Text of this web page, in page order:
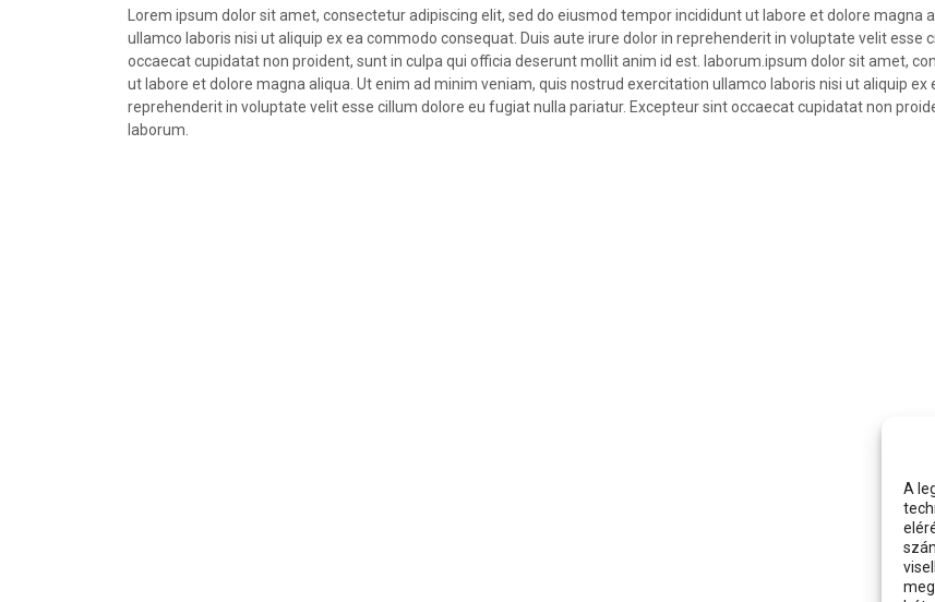
A
Lorem ipsum dolor sit amet, consectetur adipiscing elit, sed do eiusmod tempor incididunt ut labore et dolore
ullamco laboris nisi ut aliquip ex ea commodo consequat. Duis aute irure dolor in reprehenderit in voluptate velit esse
occaecat cupidatat non proident, sunt in culpa qui officia deserunt mollit anim id est. laborum.ipsum dolor sit amet,
ut labore et dolore magna aliqua. Ut enim ad minim veniam, quis nostrud exercitation ullamco laboris nisi ut aliquip
reprehenderit in voluptate velit esse cillum dolore eu fugiat nulla pariatur. Excepteur sint occaecat cupidatat non
laborum.